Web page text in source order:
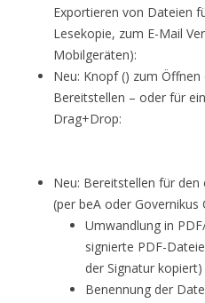
Exportieren von Dateien
Lesekopie, zum E-Mail
Mobilgeräten):
Neu: Knopf () zum
Bereitstellen – oder für
Drag+Drop:
Neu: Bereitstellen für
(per beA oder Governikus
Umwandlung in
signierte PDF-
der Signatur kopiert)
Benennung der